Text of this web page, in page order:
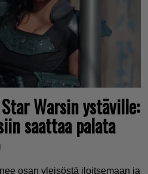
Warsin ystäville:
saattaa palata
osan yleisöstä iloitsemaan ja